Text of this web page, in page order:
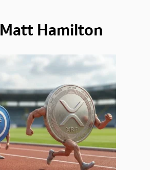
Matt Hamilton